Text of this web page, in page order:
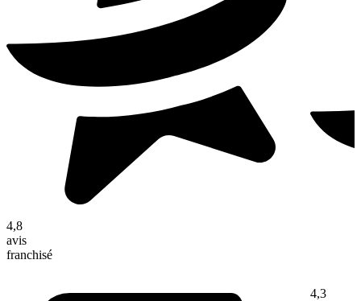
4,8
avis
franchisé
4,3